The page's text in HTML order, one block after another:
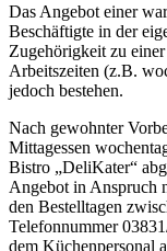
Das Angebot einer
Beschäftigte in der
Zugehörigkeit zu
Arbeitszeiten (z.B.
jedoch bestehen.
Nach gewohnter
Mittagessen
Bistro „DeliKater“
Angebot in Anspruch
den Bestelltagen
Telefonnummer
dem Küchenpersonal